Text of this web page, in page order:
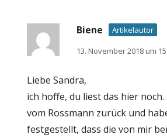
Biene
Artikelautor
13. November 2018 um
Liebe Sandra,
ich hoffe, du liest das hier
vom Rossmann zurück und
festgestellt, dass die von mir